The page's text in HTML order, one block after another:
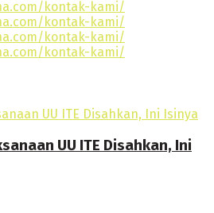
UU ITE Disahkan, Ini